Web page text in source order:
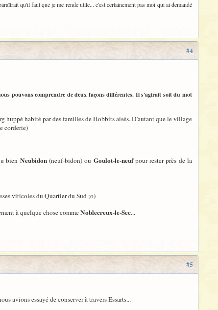
qu'il faut que je me rende utile... c'est certainement pas moi qui ai demandé
#4
pouvons comprendre de deux façons différentes. Il s'agirait soit du mot
habité par des familles de Hobbits aisés. D'autant que le village
corderie)
bien Neubidon(neuf-bidon) ou Goulot-le-neufpour rester près de la
viticoles du Quartier du Sud ;o)
à quelque chose commeNoblecreux-le-Sec...
#5
avions essayé de conserver à travers Essarts...